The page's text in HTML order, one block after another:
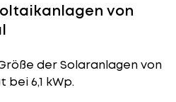
von
der Solaranlagenvon
6,1 kWp.